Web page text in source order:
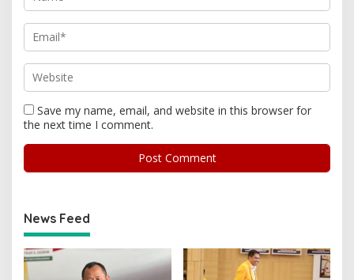
Save my name, email, and website in this browser for
the next time I comment.
News Feed